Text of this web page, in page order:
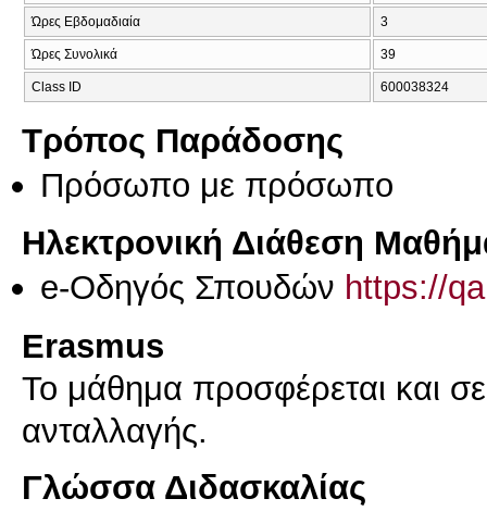
Ώρες Εβδομαδιαία 3
Ώρες Συνολικά 39
Class ID 600038324
Τρόπος Παράδοσης
Πρόσωπο με πρόσωπο
Ηλεκτρονική Διάθεση
e-Οδηγός Σπουδών https://
Erasmus
Το μάθημα προσφέρεται και
ανταλλαγής.
Γλώσσα Διδασκαλίας